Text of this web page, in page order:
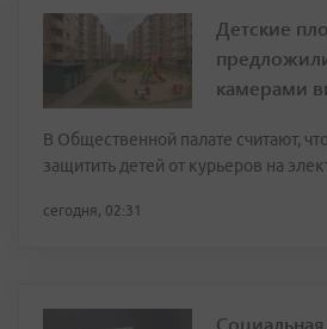
Детские
камерами
В Общественной палате считают,
защитить детей от курьеров на
сегодня, 02:31